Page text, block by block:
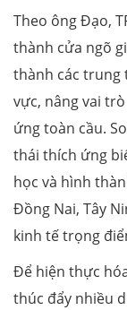
Theo ông Đạo,
thành cửa ngõ
thành các trung
vực, nâng vai
ứng toàn cầu.
thái thích ứng
học và hình
Đồng Nai, Tây
kinh tế trọng
Để hiện thực
thúc đẩy nhiều